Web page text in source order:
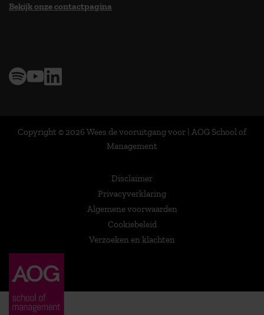
Bekijk onze contactpagina
Copyright © 2026 Wees de vooruitgang voor | AOG School of
Management
Disclaimer
Privacyverklaring
Algemene voorwaarden
Cookiebeleid
Verzoeken en klachten